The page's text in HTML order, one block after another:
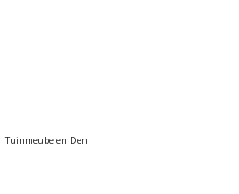
Tuinmeubelen Den